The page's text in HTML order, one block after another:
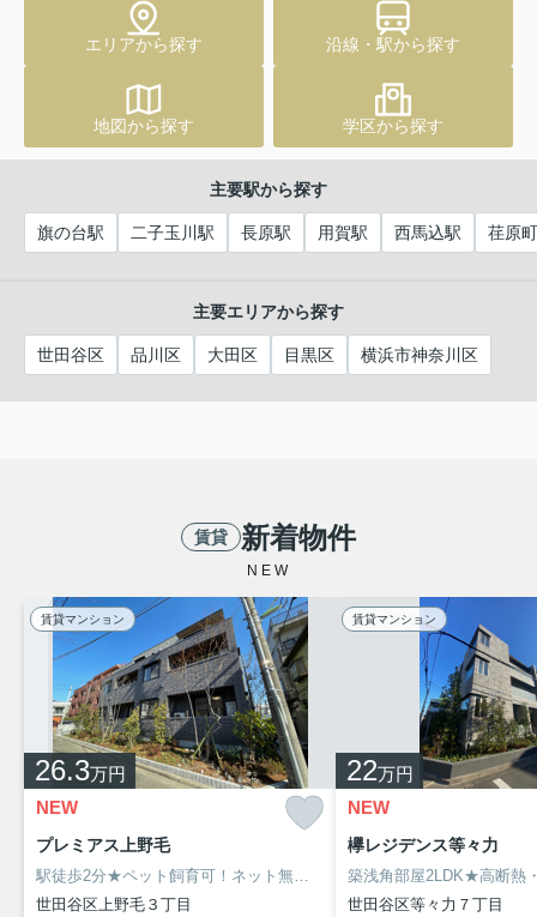
エリアから探す 沿線・駅から探す
地図から探す 学区から探す
主要駅から探す
旗の台駅 二子玉川駅 長原駅 用賀駅 西馬込駅 荏原
主要エリアから探す
世田谷区 品川区 大田区 目黒区 横浜市神奈川区
賃貸 新着物件
NEW
賃貸マンション
26.3万円
NEW
プレミアス上野毛
駅徒歩2分★ペット飼育可！ネット無料＆食洗機付の築浅2LDK
世田谷区上野毛３丁目
賃貸マンション
22万円
NEW
欅レジデンス等々力
世田谷区等々力７丁目